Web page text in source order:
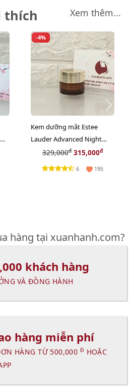
thích Xem thêm...
-4%
Kem dưỡng mắt Estee
Lauder Advanced Night
Repair Eye Gel-Creme Multi
- 5ml (New)
329,000đ315,000đ
6 195
hàng tại xuanhanh.com?
khách hàng
VÀ ĐỒNG HÀNH
hàng miễn phí
HÀNG TỪ 500,000 Đ HOẶC